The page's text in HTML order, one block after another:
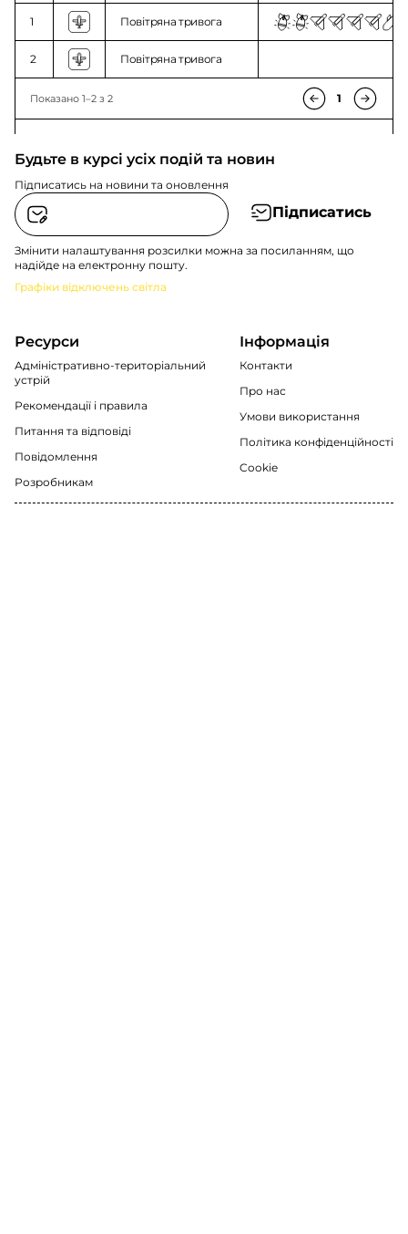
1 Повітряна тривога
2 Повітряна тривога
Показано 1–2 з 2 1
Будьте в курсі усіх подій та новин
Підписатись на новини та оновлення
Підписатись
Змінити налаштування розсилки можна за посиланням, що
надійде на електронну пошту.
Графіки відключень світла
Ресурси
Адміністративно-територіальний
устрій
Рекомендації i правила
Питання та відповіді
Повідомлення
Розробникам
Інформація
Контакти
Про нас
Умови використання
Політика конфіденційності
Cookie